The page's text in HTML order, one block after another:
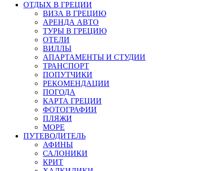
ОТДЫХ В ГРЕЦИИ
ВИЗА В ГРЕЦИЮ
АРЕНДА АВТО
ТУРЫ В ГРЕЦИЮ
ОТЕЛИ
ВИЛЛЫ
АПАРТАМЕНТЫ И СТУДИИ
ТРАНСПОРТ
ПОПУТЧИКИ
РЕКОМЕНДАЦИИ
ПОГОДА
КАРТА ГРЕЦИИ
ФОТОГРАФИИ
ПЛЯЖИ
МОРЕ
ПУТЕВОДИТЕЛЬ
АФИНЫ
САЛОНИКИ
КРИТ